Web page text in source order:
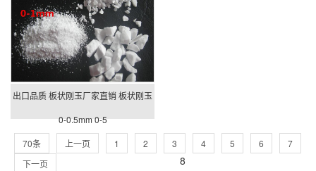
出口品质 板状刚玉厂家直销 板状刚玉
0-0.5mm 0-5
70条
上一页 1 2 3 4 5 6 7
8
下一页